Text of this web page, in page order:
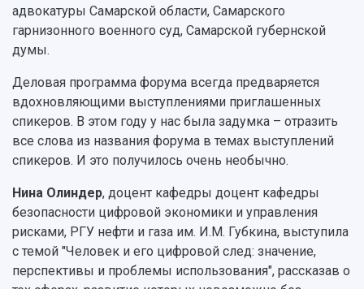
адвокатуры Самарской области, Самарского
гарнизонного военного суд, Самарской губернской
думы.
Деловая программа форума всегда предваряется
вдохновляющими выступлениями приглашенных
спикеров. В этом году у нас была задумка – отразить
все слова из названия форума в темах выступлений
спикеров. И это получилось очень необычно.
Нина Олиндер, доцент кафедры доцент кафедры
безопасности цифровой экономики и управления
рисками, РГУ нефти и газа им. И.М. Губкина, выступила
с темой "Человек и его цифровой след: значение,
перспективы и проблемы использования", рассказав о